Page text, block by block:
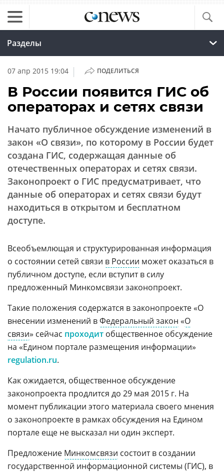
Разделы
07 апр 2015 19:04 | ПОДЕЛИТЬСЯ
В России появится ГИС об
операторах и сетях связи
Начато публичное обсуждение изменений в
закон «О связи», по которому в России будет
создана ГИС, содержащая данные об
отечественных операторах и сетях связи.
Законопроект о ГИС предусматривает, что
данные об операторах и сетях связи будут
находиться в открытом и бесплатном
доступе.
Всеобъемлющая и структурированная информация
о состоянии сетей связи в России может оказаться в
публичном доступе, если вступит в силу
предложенный Минкомсвязи законопроект.
Такие положения содержатся в законопроекте «О
внесении изменений вФедеральный закон «О
связи» сейчас проходит общественное обсуждение
на «Едином портале размещения информации»
regulation.ru.
Как ожидается, общественное обсуждение
законопроекта продлится до 29 мая 2015 г. На
момент публикации этого материала своего мнения
о законопроекте в рамках обсуждения на Едином
портале еще не высказал ни один эксперт.
Предложение Минкомсвязи состоит в создании
государственной информационной системы (ГИС), в